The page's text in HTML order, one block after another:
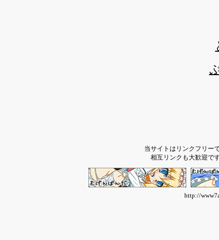
当サイトはリンクフリー
相互リンクも大歓迎で
http://